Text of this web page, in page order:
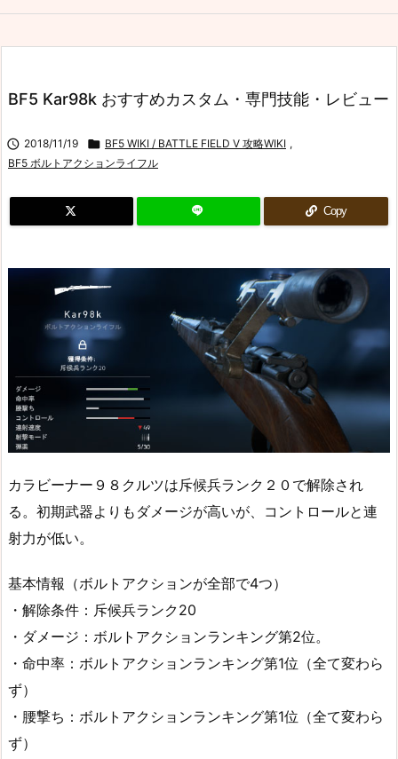
BF5 Kar98k おすすめカスタム・専門技能・レビュー
 2018/11/19  BF5 WIKI / BATTLE FIELD V 攻略WIKI ,
BF5 ボルトアクションライフル
Copy
カラビーナー９８クルツは斥候兵ランク２０で解除され
る。初期武器よりもダメージが高いが、コントロールと連
射力が低い。
基本情報（ボルトアクションが全部で4つ）
・解除条件：斥候兵ランク20
・ダメージ：ボルトアクションランキング第2位。
・命中率：ボルトアクションランキング第1位（全て変わら
ず）
・腰撃ち：ボルトアクションランキング第1位（全て変わら
ず）